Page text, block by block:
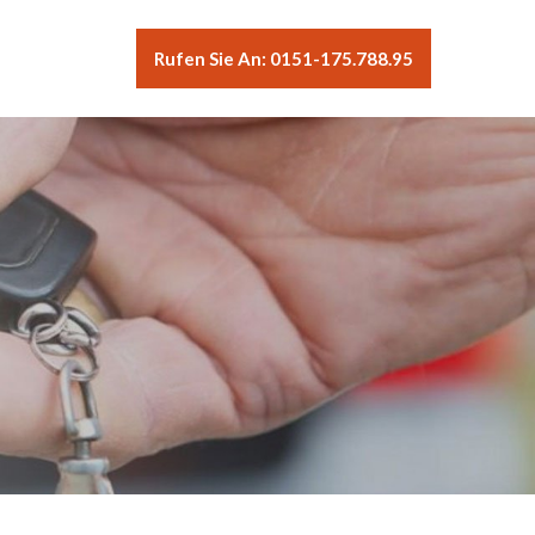
Rufen Sie An: 0151-175.788.95